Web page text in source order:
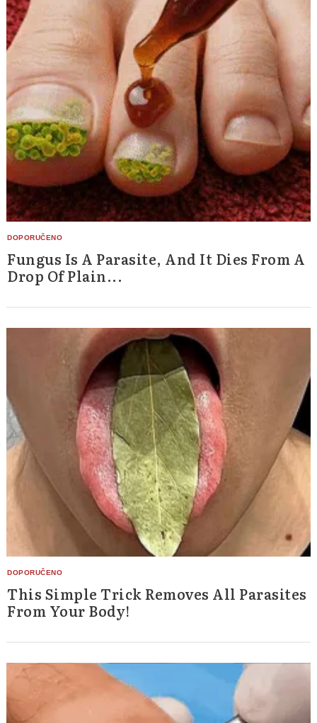
Fungus Is A Parasite, And It Dies From A
Drop Of Plain...
This Simple Trick Removes All Parasites
From Your Body!